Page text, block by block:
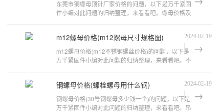
东莞市铜螺母顶针厂家价格的问题，以下是万千紧固
件小编对此问题的归纳整理，来看看吧。螺母价格及
m12螺母价格(m12螺母尺寸规格图) 2024-02-19
m12螺母价格(m12不锈钢螺丝价格)的问题，以下是
万千紧固件小编对此问题的归纳整理，来看看吧。不
钢螺母价格(螺栓螺母用什么钢) 2024-02-19
钢螺母价格(30号钢螺母多少钱一个)的问题，以下是
万千紧固件小编对此问题的归纳整理，来看看吧。吊